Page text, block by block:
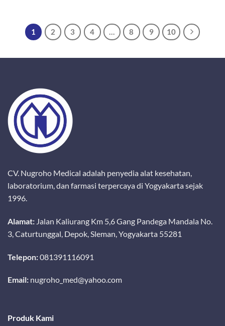
1 2 3 4 … 8 9 10
CV. Nugroho Medical adalah penyedia alat kesehatan,
laboratorium, dan farmasi terpercaya di Yogyakarta sejak
1996.
Alamat: Jalan Kaliurang Km 5,6 Gang Pandega Mandala No.
3, Caturtunggal, Depok, Sleman, Yogyakarta 55281
Telepon:081391116091
Email: nugroho_med@yahoo.com
Produk Kami